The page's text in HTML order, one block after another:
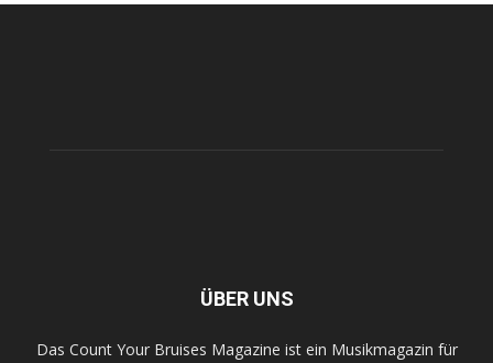
ÜBER UNS
Das Count Your Bruises Magazine ist ein Musikmagazin für